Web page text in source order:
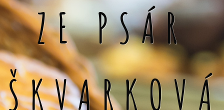
ZE PSÁR
ŠKVARKOVÁ